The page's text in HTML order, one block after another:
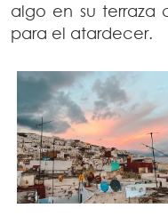
algo en su terraza
para el atardecer.